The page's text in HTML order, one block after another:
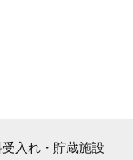
受入れ・貯蔵施設